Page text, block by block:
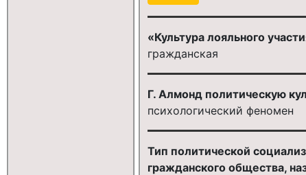
«Культура лояльного
гражданская
Г. Алмонд политическую
психологический феномен
Тип политической
гражданского общества,